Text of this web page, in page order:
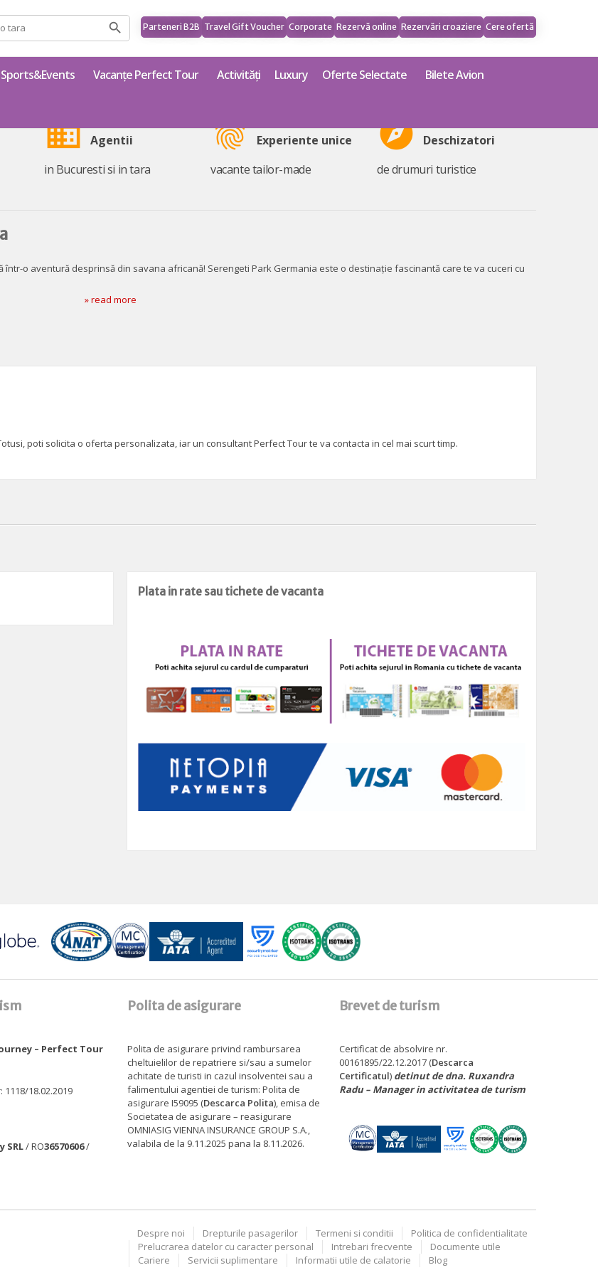
Parteneri B2B Travel Gift Voucher Corporate Rezervă online Rezervări croaziere Cere ofertă
Sports&Events Vacanțe Perfect Tour Activități Luxury Oferte Selectate Bilete Avion
business Agentii
in Bucuresti si in tara
fingerprint Experiente unice
vacante tailor-made
explore Deschizatori
de drumuri turistice
o aventură desprinsă din savana africană! Serengeti Park Germania este o destinație fascinantă care te va cuceri cu
» read more
poti solicita o oferta personalizata, iar un consultant Perfect Tour te va contacta in cel mai scurt timp.
Plata in rate sau tichete de vacanta
– Perfect Tour
18.02.2019
SRL/ RO36570606/
Polita de asigurare
Polita de asigurare privind rambursarea
cheltuielilor de repatriere si/sau a sumelor
achitate de turisti in cazul insolventei sau a
falimentului agentiei de turism: Polita de
asigurare I59095 (Descarca Polita), emisa de
Societatea de asigurare – reasigurare
OMNIASIG VIENNA INSURANCE GROUP S.A.,
valabila de la 9.11.2025 pana la 8.11.2026.
Brevet de turism
Certificat de absolvire nr.
00161895/22.12.2017 (Descarca
Certificatul) detinut de dna. Ruxandra
Radu – Manager in activitatea de turism
Despre noi Drepturile pasagerilor Termeni si conditii
Politica de confidentialitate
Prelucrarea datelor cu caracter personal
Intrebari frecvente
Documente utile
Cariere
Servicii suplimentare Informatii utile de calatorie Blog